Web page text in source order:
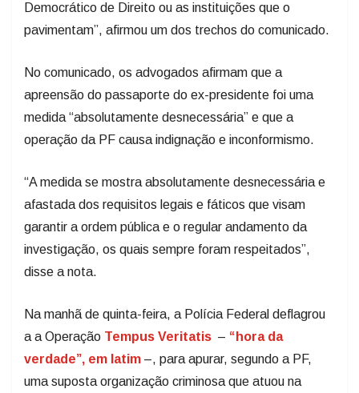
Democrático de Direito ou as instituições que o
pavimentam”, afirmou um dos trechos do comunicado.
No comunicado, os advogados afirmam que a
apreensão do passaporte do ex-presidente foi uma
medida “absolutamente desnecessária” e que a
operação da PF causa indignação e inconformismo.
“A medida se mostra absolutamente desnecessária e
afastada dos requisitos legais e fáticos que visam
garantir a ordem pública e o regular andamento da
investigação, os quais sempre foram respeitados”,
disse a nota.
Na manhã de quinta-feira, a Polícia Federal deflagrou
a a Operação Tempus Veritatis – “hora da
verdade”, em latim –, para apurar, segundo a PF,
uma suposta organização criminosa que atuou na